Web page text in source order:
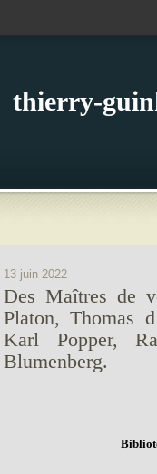
thierry-
13 juin 2022
Des Maîtres de
Platon, Thomas
Karl Popper,
Blumenberg.